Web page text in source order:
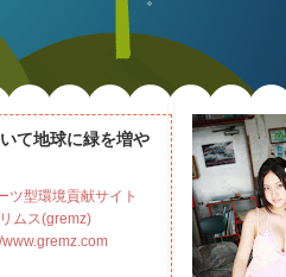
て地球に緑を増や
ツ型環境貢献サイト
ムス(gremz)
www.gremz.com